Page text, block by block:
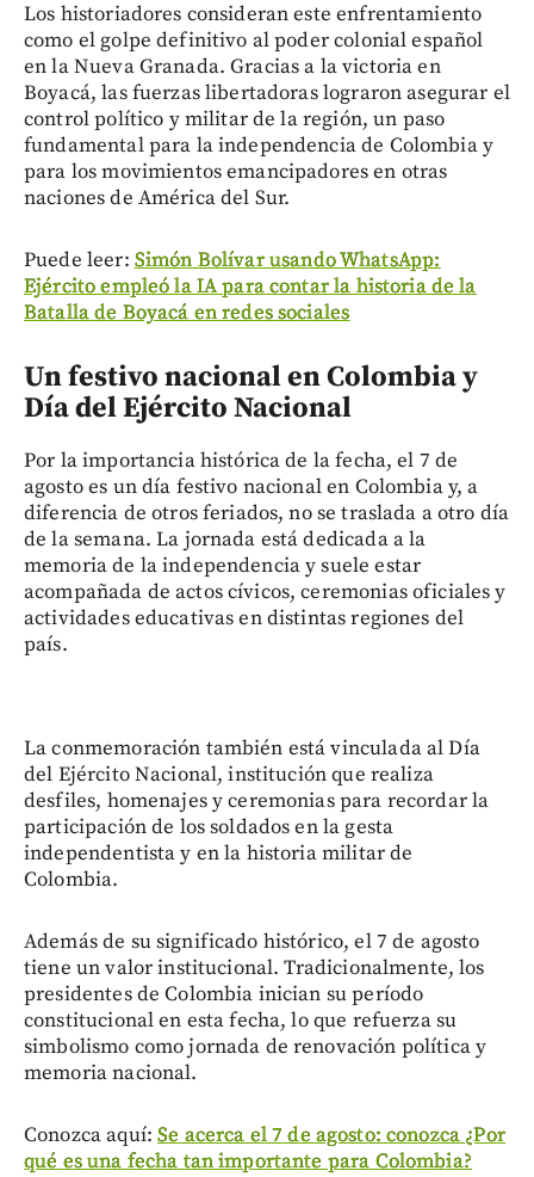
Los historiadores consideran este enfrentamiento
como el golpe definitivo al poder colonial español
en la Nueva Granada. Gracias a la victoria en
Boyacá, las fuerzas libertadoras lograron asegurar el
control político y militar de la región, un paso
fundamental para la independencia de Colombia y
para los movimientos emancipadores en otras
naciones de América del Sur.
Puede leer: Simón Bolívar usando WhatsApp:
Ejército empleó la IA para contar la historia de la
Batalla de Boyacá en redes sociales
Un festivo nacional en Colombia y
Día del Ejército Nacional
Por la importancia histórica de la fecha, el 7 de
agosto es un día festivo nacional en Colombia y, a
diferencia de otros feriados, no se traslada a otro día
de la semana. La jornada está dedicada a la
memoria de la independencia y suele estar
acompañada de actos cívicos, ceremonias oficiales y
actividades educativas en distintas regiones del
país.
La conmemoración también está vinculada al Día
del Ejército Nacional, institución que realiza
desfiles, homenajes y ceremonias para recordar la
participación de los soldados en la gesta
independentista y en la historia militar de
Colombia.
Además de su significado histórico, el 7 de agosto
tiene un valor institucional. Tradicionalmente, los
presidentes de Colombia inician su período
constitucional en esta fecha, lo que refuerza su
simbolismo como jornada de renovación política y
memoria nacional.
Conozca aquí:Se acerca el 7 de agosto: conozca ¿Por
qué es una fecha tan importante para Colombia?